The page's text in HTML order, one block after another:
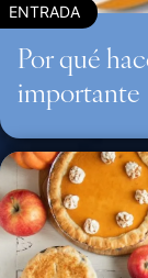
ENTRADA
Por qué
importante